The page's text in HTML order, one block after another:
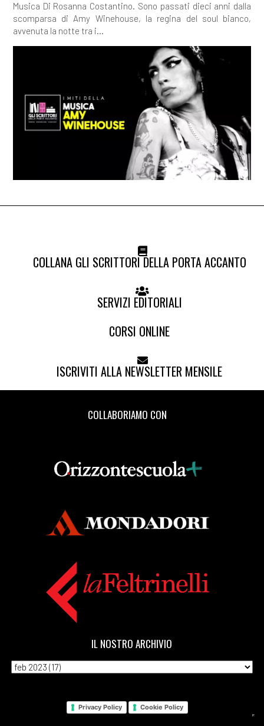
Musica Di Rosanna Costantino. Sono passati dieci anni dalla
scomparsa di Amy Winehouse, la regina del soul bianco,
avvenuta la notte tra i...
COLLANA GLI SCRITTORI DELLA PORTA ACCANTO
SERVIZI EDITORIALI
CORSI ONLINE
ISCRIVITI ALLA NEWSLETTER MENSILE
COLLABORIAMO CON
IL NOSTRO ARCHIVIO
Privacy Policy Cookie Policy